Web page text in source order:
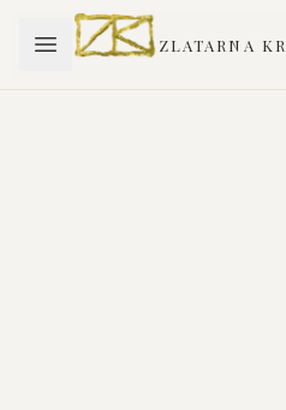
ZLATARNA